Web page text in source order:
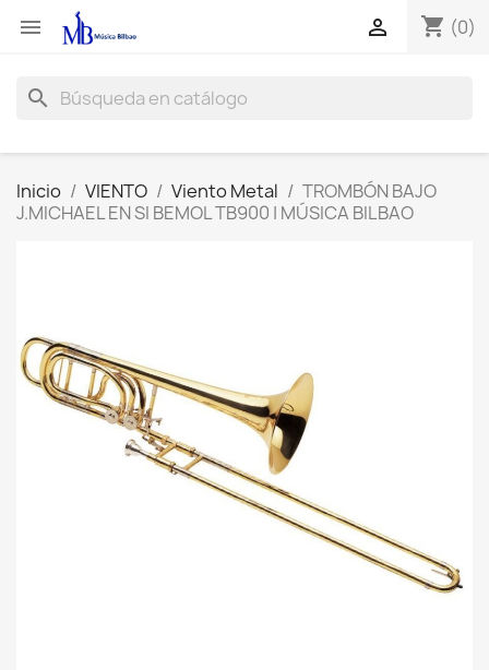
 shopping_cart (0)

search
Inicio VIENTO Viento Metal
TROMBÓN BAJO
J.MICHAEL EN SI BEMOL TB900 | MÚSICA BILBAO